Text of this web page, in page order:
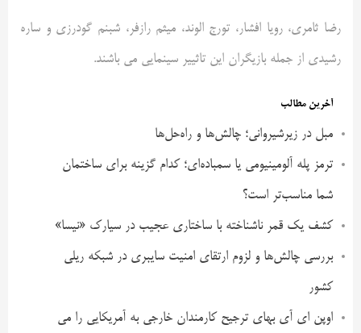
رضا ثامری، رویا افشار، تورج الوند، میثم رازفر، شبنم گودرزی و ساره
رشیدی از جمله بازیگران این تاثییر سینمایی می باشند.
آخرین مطالب
مبل در زیرشیروانی؛ چالش‌ها و راه‌حل‌ها
ترمز پله آلومینیومی یا سمباده‌ای؛ کدام گزینه برای ساختمان
شما مناسب‌تر است؟
کشف یک قمر ناشناخته با ساختاری عجیب در سیارک «نیسا»
بررسی چالش‌ها و لزوم ارتقای امنیت سایبری در شبکه ریلی
کشور
اوپن ای آی بهای ترجیح کارمندان خارجی به آمریکایی را می